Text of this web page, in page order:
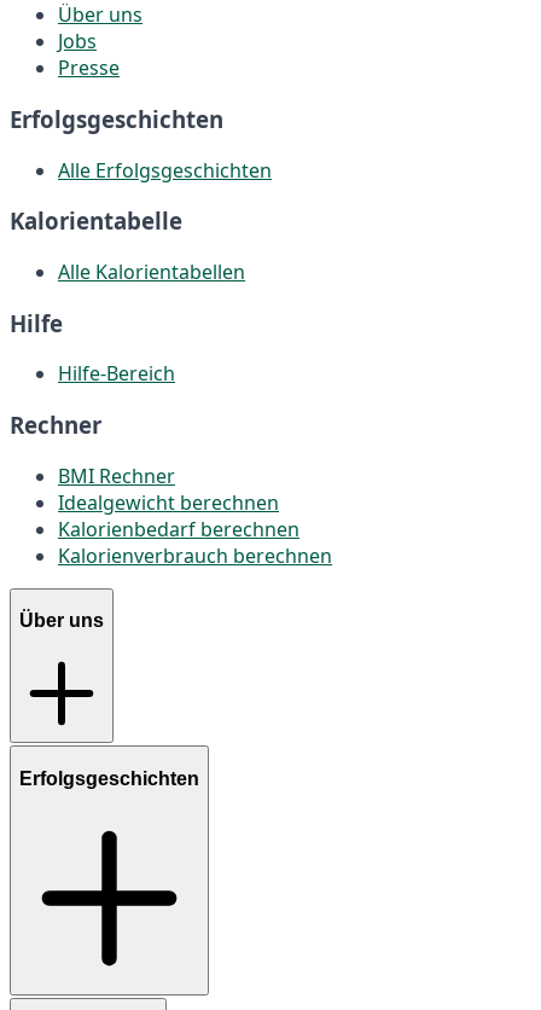
Über uns
Jobs
Presse
Erfolgsgeschichten
Alle Erfolgsgeschichten
Kalorientabelle
Alle Kalorientabellen
Hilfe
Hilfe-Bereich
Rechner
BMI Rechner
Idealgewicht berechnen
Kalorienbedarf berechnen
Kalorienverbrauch berechnen
Über uns
Erfolgsgeschichten